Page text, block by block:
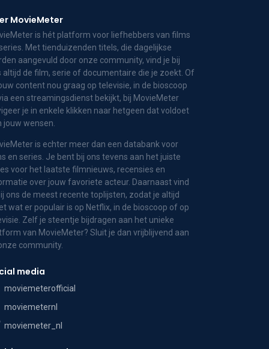
MovieMeter
is hét platform voor liefhebbers van films
Met tienduizenden titels, die dagelijkse
aangevuld door onze community, vind je bij
altijd de film, serie of documentaire die je zoekt. Of
content nou graag op televisie, in de bioscoop
een streamingsdienst bekijkt, bij MovieMeter
je in enkele klikken naar hetgeen dat voldoet
jouw wensen.
is echter meer dan een databank voor
en series. Je bent bij ons tevens aan het juiste
voor het laatste filmnieuws, recensies en
over jouw favoriete acteur. Daarnaast vind
ons de meest recente toplijsten, zodat je altijd
wat er populair is op Netflix, in de bioscoop of op
Zelf je steentje bijdragen aan het unieke
van MovieMeter? Sluit je dan vrijblijvend aan
community.
media
moviemeterofficial
moviemeternl
moviemeter_nl